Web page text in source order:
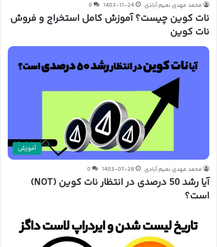
محمد مهدی نعیم آبادی 1403-11-24
0
نات کوین چیست؟ آموزش کامل استخراج و فروش
نات کوین
آموزش
محمد مهدی نعیم آبادی 1403-07-28
0
آیا رشد 50 درصدی در انتظار نات کوین (NOT)
است؟